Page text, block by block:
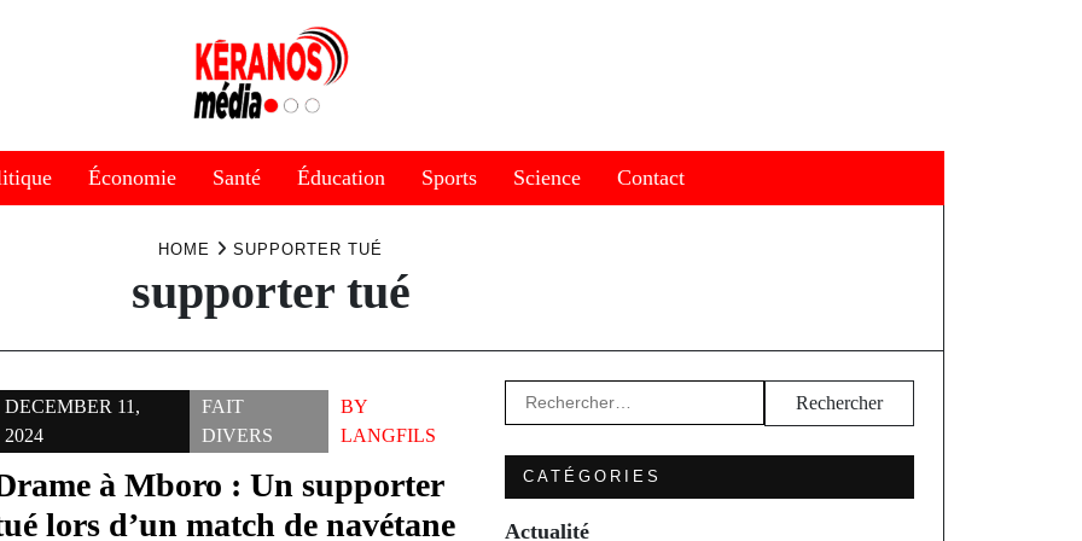
Économie Santé Éducation Sports Science Contact
HOME SUPPORTER TUÉ
supporter tué
DECEMBER 11,
2024
FAIT
DIVERS
BY
LANGFILS
à Mboro : Un supporter
lors d’un match de navétane
Rechercher :
CATÉGORIES
Actualité